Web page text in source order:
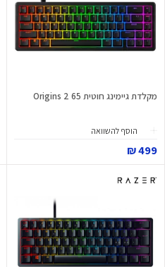
מקלדת גיימינג חוטית Origins 2 65
הוסף להשוואה
499 ₪